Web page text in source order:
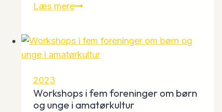
Læs mereWorkshop
unge
og
hos
Amatørmusik
2023
Workshops i fem foreninger om børn
og unge i amatørkultur